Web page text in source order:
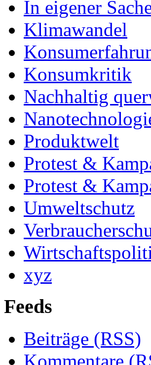
In eigener
Klimawandel
Konsumkritik
Nachhaltig
Produktwelt
Protest &
Protest &
Umweltschutz
xyz
Feeds
Beiträge (RSS)